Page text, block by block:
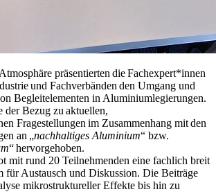
präsentierten die Fachexpert*innen
und Fachverbänden den Umgang und
Begleitelementen in Aluminiumlegierungen.
Bezug zu aktuellen,
Fragestellungen im Zusammenhang mit den
an „nachhaltiges Aluminium“ bzw.
“ hervorgehoben.
mit rund 20 Teilnehmenden eine fachlich breit
für Austausch und Diskussion. Die Beiträge
mikrostruktureller Effekte bis hin zu